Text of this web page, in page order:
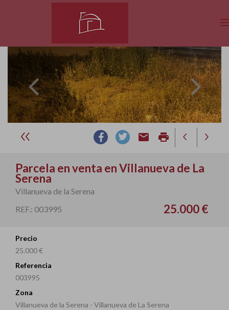
email print
Parcela en venta en Villanueva de La
Serena
Villanueva de la Serena
REF.: 003995
25.000 €
Precio
25.000 €
Referencia
003995
Zona
Villanueva de la Serena - Villanueva de La Serena